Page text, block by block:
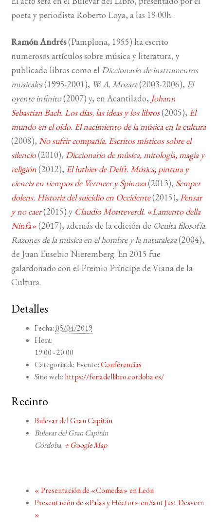
poeta y periodista Roberto Loya, a las 19:00h.
Ramón Andrés(Pamplona, 1955) ha escrito
numerosos artículos sobre música y literatura, y
publicado libros como el Diccionario de instrumentos
musicales(1995-2001), W. A. Mozart(2003-2006), El
oyente infinito(2007) y, en Acantilado, Johann
Sebastian Bach. Los días, las ideas y los libros(2005), El
mundo en el oído. El nacimiento de la música en la cultura
(2008), No sufrir compañía. Escritos místicos sobre el
silencio(2010), Diccionario de música, mitología, magia y
religión(2012), El luthier de Delft. Música, pintura y
ciencia en tiempos de Vermeer y Spinoza(2013), Semper
dolens. Historia del suicidio en Occidente(2015), Pensar
y no caer(2015) y Claudio Monteverdi. «Lamento della
Ninfa»(2017), además de la edición de Oculta filosofía.
Razones de la música en el hombre y la naturaleza(2004),
de Juan Eusebio Nieremberg. En 2015 fue
galardonado con el Premio Príncipe de Viana de la
Cultura.
Detalles
Fecha:05/04/2019
Hora:
19:00 - 20:00
Categoría de Evento:Conferencias
Sitio web: https://feriadellibro.cordoba.es/
Recinto
Bulevar del Gran Capitán
Bulevar del Gran Capitán
Córdoba, + Google Map
«Presentación de «Comedia» en León
Presentación de «Palas y Héctor» en Sant Just Desvern
»